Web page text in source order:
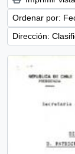
Ordenar por:
Dirección: